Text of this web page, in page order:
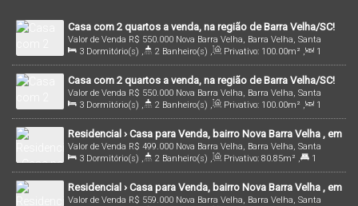
Casa com 2 quartos a venda, na região de Barra Velha/SC!
R$ 550.000
Valor de Venda
Nova Barra Velha, Barra Velha, Santa
Catarina, Brasil
3 Dormitório(s) , 2 Banheiro(s) , Privativo: 100.00m² ,
1
Sala(s) , 1 Suíte(s) , 1 Vaga(s) , 2mDistância do Mar ,
Útil:
100.00m²
Casa com 2 quartos a venda, na região de Barra Velha/SC!
R$ 550.000
Valor de Venda
Nova Barra Velha, Barra Velha, Santa
Catarina, Brasil
3 Dormitório(s) , 2 Banheiro(s) , Privativo: 100.00m² ,
1
Sala(s) , 1 Suíte(s) , 1 Vaga(s) , 2mDistância do Mar ,
Útil:
100.00m²
Residencial › Casa para Venda, bairro Nova Barra Velha , em
Barra Velha /SC | Cód.: 2555
R$ 499.000
Valor de Venda
Nova Barra Velha, Barra Velha, Santa
Catarina, Brasil
3 Dormitório(s) , 2 Banheiro(s) , Privativo: 80.85m² ,
1
Suíte(s) , 2 Vaga(s) , 1800mDistância do Mar ,
Terreno:
179.22m²
Residencial › Casa para Venda, bairro Nova Barra Velha , em
Barra Velha /SC | Cód.: 2569
R$ 559.000
Valor de Venda
Nova Barra Velha, Barra Velha, Santa